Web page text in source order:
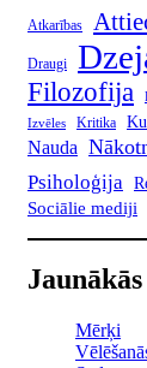
Atkarības
Draugi
Filozofija
Izvēles Kritika
Nauda
Psiholoģija
Sociālie mediji
Mērķi